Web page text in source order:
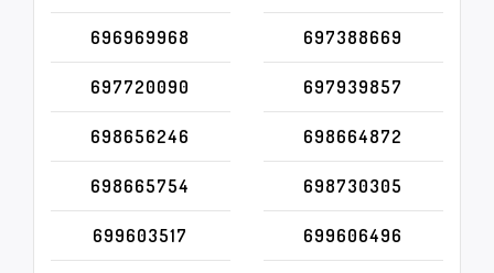
696969968 697388669
697720090 697939857
698656246 698664872
698665754 698730305
699603517 699606496